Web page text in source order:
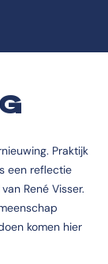
Praktijk
een reflectie
René Visser.
komen hier